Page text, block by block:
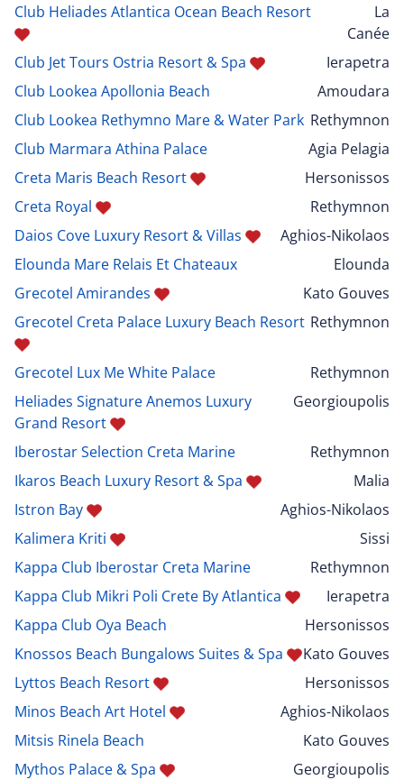
Club Heliades Atlantica Ocean Beach Resort
La
Canée
Club Jet Tours Ostria Resort & Spa
Ierapetra
Club Lookea Apollonia Beach
Amoudara
Club Lookea Rethymno Mare & Water Park Rethymnon
Club Marmara Athina Palace
Agia Pelagia
Creta Maris Beach Resort
Hersonissos
Creta Royal
Rethymnon
Daios Cove Luxury Resort & Villas
Aghios-Nikolaos
Elounda Mare Relais Et Chateaux
Elounda
Grecotel Amirandes
Kato Gouves
Grecotel Creta Palace Luxury Beach Resort Rethymnon
Grecotel Lux Me White Palace
Rethymnon
Heliades Signature Anemos Luxury
Grand Resort
Georgioupolis
Iberostar Selection Creta Marine
Rethymnon
Ikaros Beach Luxury Resort & Spa
Malia
Istron Bay
Aghios-Nikolaos
Kalimera Kriti
Sissi
Kappa Club Iberostar Creta Marine
Rethymnon
Kappa Club Mikri Poli Crete By Atlantica
Ierapetra
Kappa Club Oya Beach
Hersonissos
Knossos Beach Bungalows Suites & Spa
Kato Gouves
Lyttos Beach Resort
Hersonissos
Minos Beach Art Hotel
Aghios-Nikolaos
Mitsis Rinela Beach
Kato Gouves
Mythos Palace & Spa
Georgioupolis